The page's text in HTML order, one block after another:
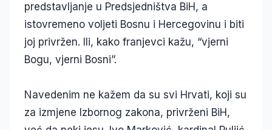
predstavljanje u Predsjedništva BiH, a
istovremeno voljeti Bosnu i Hercegovinu i biti
joj privržen. Ili, kako franjevci kažu, “vjerni
Bogu, vjerni Bosni”.
Navedenim ne kažem da su svi Hrvati, koji su
za izmjene Izbornog zakona, privrženi BiH,